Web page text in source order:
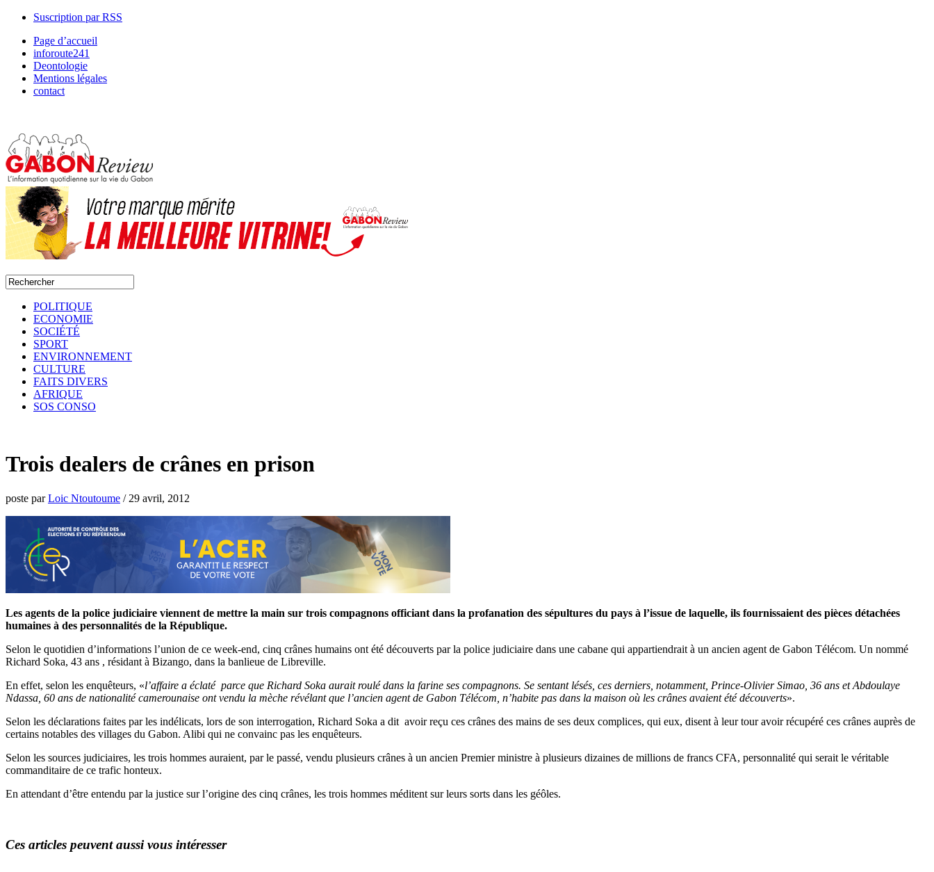
Suscription par RSS
Page d’accueil
inforoute241
Deontologie
Mentions légales
contact
POLITIQUE
ECONOMIE
SOCIÉTÉ
SPORT
ENVIRONNEMENT
CULTURE
FAITS DIVERS
AFRIQUE
SOS CONSO
Trois dealers de crânes en prison
poste parLoic Ntoutoume / 29 avril, 2012
Les agents de la police judiciaire viennent de mettre la main sur trois compagnons officiant dans la profanation des sépultures du pays à l’issue de laquelle, ils fournissaient des pièces détachées
humaines à des personnalités de la République.
Selon le quotidien d’informations l’union de ce week-end, cinq crânes humains ont été découverts par la police judiciaire dans une cabane qui appartiendrait à un ancien agent de Gabon Télécom. Un nommé
Richard Soka, 43 ans , résidant à Bizango, dans la banlieue de Libreville.
En effet, selon les enquêteurs, «l’affaire a éclaté parce que Richard Soka aurait roulé dans la farine ses compagnons. Se sentant lésés, ces derniers, notamment, Prince-Olivier Simao, 36 ans et Abdoulaye
Ndassa, 60 ans de nationalité camerounaise ont vendu la mèche révélant que l’ancien agent de Gabon Télécom, n’habite pas dans la maison où les crânes avaient été découverts».
Selon les déclarations faites par les indélicats, lors de son interrogation, Richard Soka a dit avoir reçu ces crânes des mains de ses deux complices, qui eux, disent à leur tour avoir récupéré ces crânes auprès de
certains notables des villages du Gabon. Alibi qui ne convainc pas les enquêteurs.
Selon les sources judiciaires, les trois hommes auraient, par le passé, vendu plusieurs crânes à un ancien Premier ministre à plusieurs dizaines de millions de francs CFA, personnalité qui serait le véritable
commanditaire de ce trafic honteux.
En attendant d’être entendu par la justice sur l’origine des cinq crânes, les trois hommes méditent sur leurs sorts dans les géôles.
Ces articles peuvent aussi vous intéresser